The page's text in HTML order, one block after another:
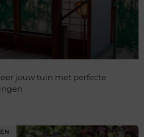
jouw tuin met perfecte